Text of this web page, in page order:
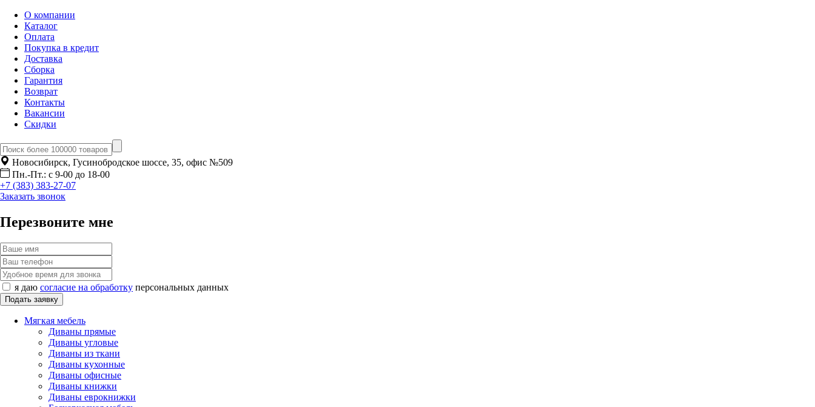
О компании
Каталог
Оплата
Покупка в кредит
Доставка
Сборка
Гарантия
Возврат
Контакты
Вакансии
Скидки
Новосибирск, Гусинобродское шоссе, 35, офис №509
Пн.-Пт.: с 9-00 до 18-00
+7 (383) 383-27-07
Заказать звонок
Перезвоните мне
я даю согласие на обработку персональных данных
Мягкая мебель
Диваны прямые
Диваны угловые
Диваны из ткани
Диваны кухонные
Диваны офисные
Диваны книжки
Диваны еврокнижки